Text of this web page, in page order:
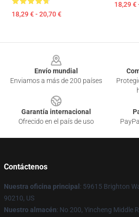
18,29 € - 20,70 €
18,29 €
Envío mundial
Enviamos a más de 200 países
Garantía internacional
Ofrecido en el país de uso
Contáctenos
Nuestra oficina principal : 59615 Brighton
90210, US
Nuestro almacén: No 200, Yincheng Middle